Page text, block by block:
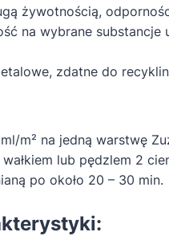
żywotnością,
na wybrane
zdatne do
m² na jedną warstwę
wałkiem lub pędzlem 2
po około 20 – 30 min.